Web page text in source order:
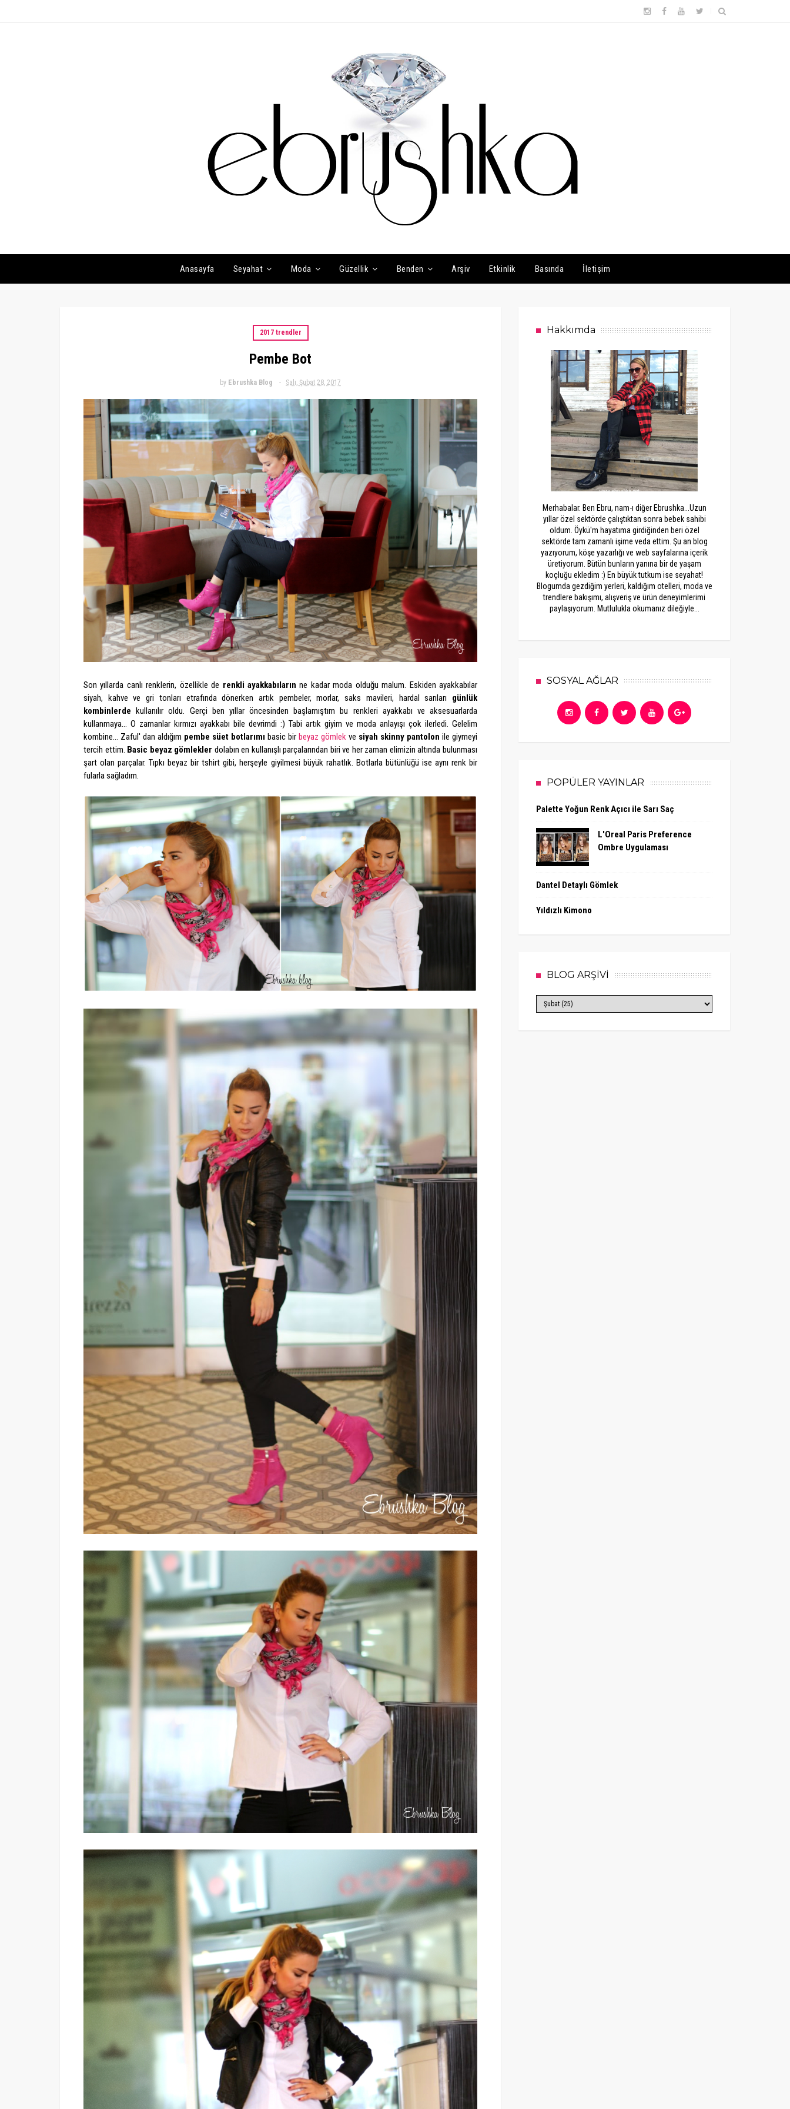
Anasayfa Seyahat Moda Güzellik Benden Arşiv Etkinlik Basında İletişim
2017 trendler
Pembe Bot
by Ebrushka Blog Salı, Şubat 28, 2017
Son yıllarda canlı renklerin, özellikle de renkli ayakkabıların ne kadar moda olduğu malum. Eskiden ayakkabılar
siyah, kahve ve gri tonları etrafında dönerken artık pembeler, morlar, saks mavileri, hardal sarıları günlük
kombinlerdekullanılır oldu. Gerçi ben yıllar öncesinden başlamıştım bu renkleri ayakkabı ve aksesuarlarda
kullanmaya... O zamanlar kırmızı ayakkabı bile devrimdi :) Tabi artık giyim ve moda anlayışı çok ilerledi. Gelelim
kombine... Zaful' dan aldığım pembe süet botlarımı basic bir beyaz gömlek ve siyah skinny pantolon ile giymeyi
tercih ettim. Basic beyaz gömlekler dolabın en kullanışlı parçalarından biri ve her zaman elimizin altında bulunması
şart olan parçalar. Tıpkı beyaz bir tshirt gibi, herşeyle giyilmesi büyük rahatlık. Botlarla bütünlüğü ise aynı renk bir
fularla sağladım.
Hakkımda
Merhabalar. Ben Ebru, nam-ı diğer Ebrushka...Uzun
yıllar özel sektörde çalıştıktan sonra bebek sahibi
oldum. Öykü'm hayatıma girdiğinden beri özel
sektörde tam zamanlı işime veda ettim. Şu an blog
yazıyorum, köşe yazarlığı ve web sayfalarına içerik
üretiyorum. Bütün bunların yanına bir de yaşam
koçluğu ekledim :) En büyük tutkum ise seyahat!
Blogumda gezdiğim yerleri, kaldığım otelleri, moda ve
trendlere bakışımı, alışveriş ve ürün deneyimlerimi
paylaşıyorum. Mutlulukla okumanız dileğiyle...
SOSYAL AĞLAR
POPÜLER YAYINLAR
Palette Yoğun Renk Açıcı ile Sarı Saç
L'Oreal Paris Preference
Ombre Uygulaması
Dantel Detaylı Gömlek
Yıldızlı Kimono
BLOG ARŞİVİ